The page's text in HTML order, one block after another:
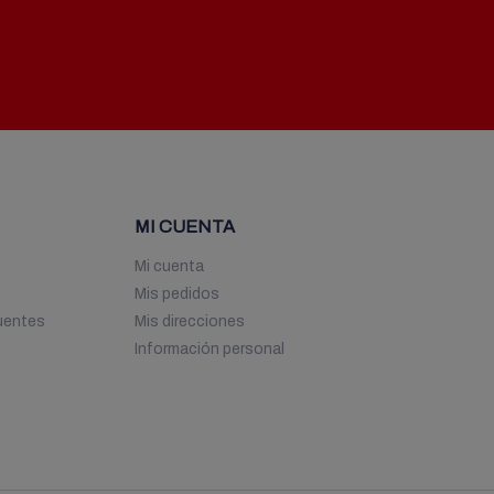
MI CUENTA
Mi cuenta
Mis pedidos
Mis direcciones
Información personal